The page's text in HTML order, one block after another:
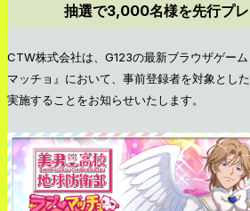
抽選で3,000名様を先行プレ
CTW株式会社は、G123の最新ブラウザゲー
マッチョ』において、事前登録者を対象とし
実施することをお知らせいたします。